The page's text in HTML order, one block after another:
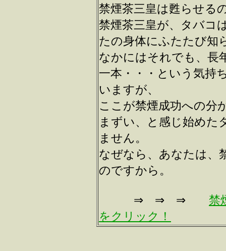
禁煙茶三皇は甦らせる
禁煙茶三皇が、タバコ
たの身体にふたたび知
なかにはそれでも、長
一本・・・という気持
いますが、
ここが禁煙成功への分
まずい、と感じ始めた
ません。
なぜなら、あなたは、
のですから。
⇒ ⇒ ⇒ 禁
をクリック！